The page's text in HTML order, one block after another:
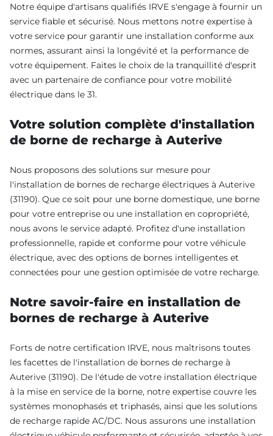
Notre équipe d'artisans qualifiés IRVE s'engage à fournir un
service fiable et sécurisé. Nous mettons notre expertise à
votre service pour garantir une installation conforme aux
normes, assurant ainsi la longévité et la performance de
votre équipement. Faites le choix de la tranquillité d'esprit
avec un partenaire de confiance pour votre mobilité
électrique dans le 31.
Votre solution complète d'installation
de borne de recharge à Auterive
Nous proposons des solutions sur mesure pour
l'installation de bornes de recharge électriques à Auterive
(31190). Que ce soit pour une borne domestique, une borne
pour votre entreprise ou une installation en copropriété,
nous avons le service adapté. Profitez d'une installation
professionnelle, rapide et conforme pour votre véhicule
électrique, avec des options de bornes intelligentes et
connectées pour une gestion optimisée de votre recharge.
Notre savoir-faire en installation de
bornes de recharge à Auterive
Forts de notre certification IRVE, nous maîtrisons toutes
les facettes de l'installation de bornes de recharge à
Auterive (31190). De l'étude de votre installation électrique
à la mise en service de la borne, notre expertise couvre les
systèmes monophasés et triphasés, ainsi que les solutions
de recharge rapide AC/DC. Nous assurons une installation